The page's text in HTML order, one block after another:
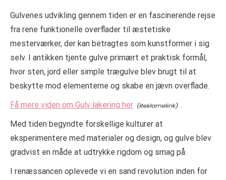
Gulvenes udvikling gennem tiden er en fascinerende rejse
fra rene funktionelle overflader til æstetiske
mesterværker, der kan betragtes som kunstformer i sig
selv. I antikken tjente gulve primært et praktisk formål,
hvor sten, jord eller simple trægulve blev brugt til at
beskytte mod elementerne og skabe en jævn overflade.
Få mere viden om Gulv lakering her
.
Med tiden begyndte forskellige kulturer at
eksperimentere med materialer og design, og gulve blev
gradvist en måde at udtrykke rigdom og smag på.
I renæssancen oplevede vi en sand revolution inden for